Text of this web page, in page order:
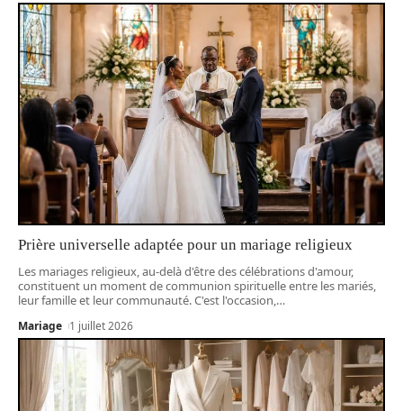
Prière universelle adaptée pour un mariage religieux
Les mariages religieux, au-delà d'être des célébrations d'amour,
constituent un moment de communion spirituelle entre les mariés,
leur famille et leur communauté. C'est l'occasion,…
Mariage 1 juillet 2026